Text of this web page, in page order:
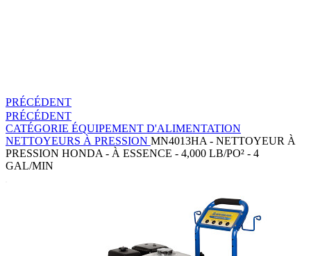
PRÉCÉDENT
PRÉCÉDENT
CATÉGORIE ÉQUIPEMENT D'ALIMENTATION
NETTOYEURS À PRESSION MN4013HA - NETTOYEUR À
PRESSION HONDA - À ESSENCE - 4,000 LB/PO² - 4
GAL/MIN